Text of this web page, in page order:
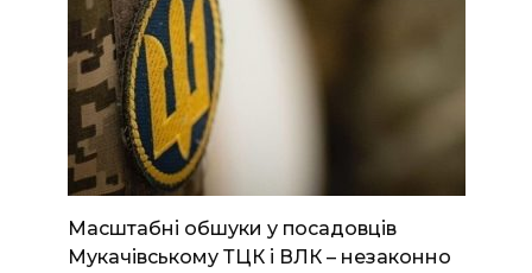
Масштабні обшуки у посадовців
Мукачівському ТЦК і ВЛК – незаконно